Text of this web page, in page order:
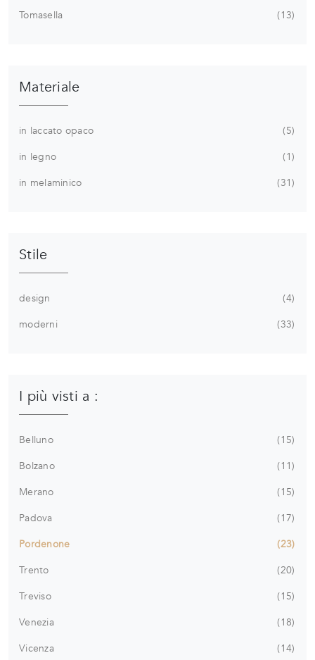
Tomasella
13
Materiale
in laccato opaco
5
in legno
1
in melaminico
31
Stile
design
4
moderni
33
I più visti a :
Belluno
15
Bolzano
11
Merano
15
Padova
17
Pordenone
23
Trento
20
Treviso
15
Venezia
18
Vicenza
14